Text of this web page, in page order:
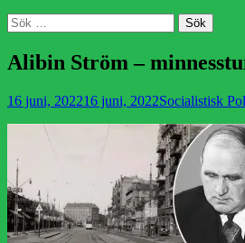
Sök
Sök
efter:
Alibin Ström –
Publicerad
16 juni, 202216 juni, 2022Författare
Socialistisk